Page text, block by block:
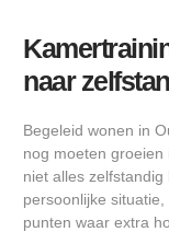
naar
Begeleid wonen in
nog moeten groeien
niet alles
persoonlijke
punten waar extra